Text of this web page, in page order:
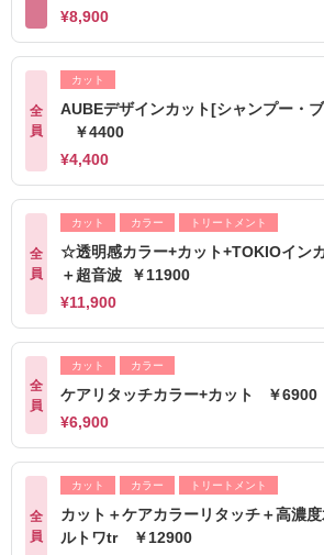
¥8,900
全
員
カット
AUBEデザインカット[シャンプー・
￥4400
¥4,400
全
員
カット カラー トリートメント
☆透明感カラー+カット+TOKIOイン
＋超音波 ￥11900
¥11,900
全
員
カット カラー
ケアリタッチカラー+カット ￥6900
¥6,900
全
員
カット カラー トリートメント
カット＋ケアカラーリタッチ＋高濃
ルトワtr ￥12900